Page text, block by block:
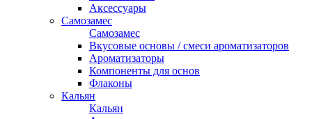
Аксессуары
Самозамес
Самозамес
Вкусовые основы / смеси ароматизаторов
Ароматизаторы
Компоненты для основ
Флаконы
Кальян
Кальян